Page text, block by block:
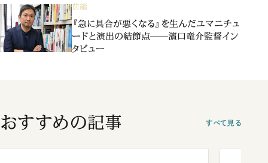
前編
『急に具合が悪くなる』を生んだユマニチュ
ードと演出の結節点――濱口竜介監督イン
タビュー
おすすめの記事 すべて見る